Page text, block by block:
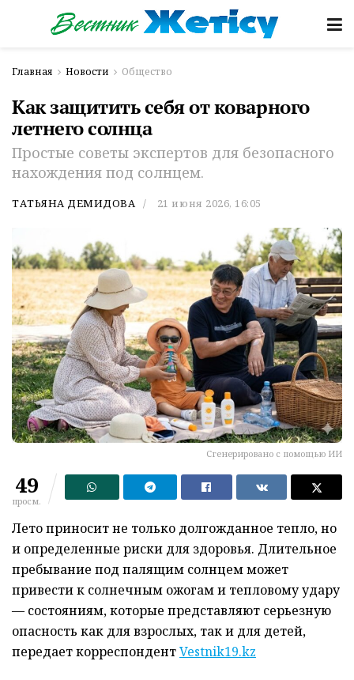
Главная Новости Общество
Как защитить себя от коварного
летнего солнца
Простые советы экспертов для безопасного
нахождения под солнцем.
ТАТЬЯНА ДЕМИДОВА 21 июня 2026, 16:05
Сгенерировано с помощью ИИ
49
просм.
Лето приносит не только долгожданное тепло, но
и определенные риски для здоровья. Длительное
пребывание под палящим солнцем может
привести к солнечным ожогам и тепловому удару
— состояниям, которые представляют серьезную
опасность как для взрослых, так и для детей,
передает корреспондентVestnik19.kz